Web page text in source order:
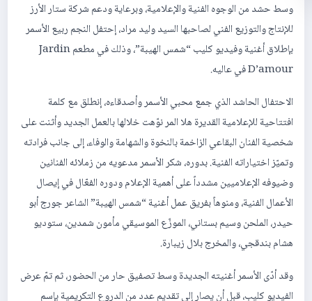
وسط حشد من الوجوه الفنية والإعلامية، وبرعاية ودعم شركة ستار الأرز
للإنتاج والتوزيع الفني لصاحبها السيد وليد مراد، إحتفل النجم ربيع الأسمر
بإطلاق أغنية وفيديو كليب “شمس الهيبة”، وذلك في مطعم Jardin
D’amour في عاليه.
الاحتفال الحاشد الذي جمع محبي الأسمر وأصدقاءه، إنطلق مع كلمة
افتتاحية للإعلامية القديرة هلا المر نوّهت خلالها بالعمل الجديد وأثنت على
شخصية الفنان البقاعي الزاخمة بالنخوة والشهامة والوفاء، إلى جانب فرادته
وتميّز اختياراته الفنية. بدوره، شكر الأسمر مدعويه من زملائه الفنانين
وضيوفه الإعلاميين مشدداً على أهمية الإعلام ودوره الفعّال في إيصال
الأعمال الفنية، ومنوهاً بفريق عمل أغنية “شمس الهيبة” الشاعر جورج أبو
حيدر، الملحن وسيم بستاني، الموزّع الموسيقي مأمون شمدين، ستوديو
هشام بندقجي، والمخرج بلال زيبارة.
وقد أدّى الأسمر أغنيته الجديدة وسط تصفيق حار من الحضور، ثم تمّ عرض
الفيديو كليب، قبل أن يصار إلى تقديم عدد من الدروع التكريمية بإسم